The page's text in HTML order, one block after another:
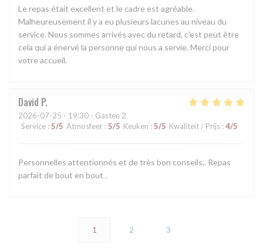
Le repas était excellent et le cadre est agréable.
Malheureusement il y a eu plusieurs lacunes au niveau du
service. Nous sommes arrivés avec du retard, c'est peut être
cela qui a énervé la personne qui nous a servie. Merci pour
votre accueil.
David P
2026-07-25 - 19:30 - Gasten 2
Service : 5/5 Atmosfeer : 5/5 Keuken : 5/5 Kwaliteit / Prijs : 4/5
Personnelles attentionnés et de très bon conseils,. Repas
parfait de bout en bout .
1 2 3